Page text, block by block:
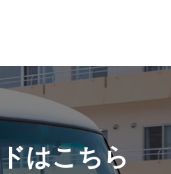
はこちら